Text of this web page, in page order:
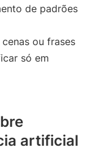
de padrões
cenas ou frases
só em
artificial